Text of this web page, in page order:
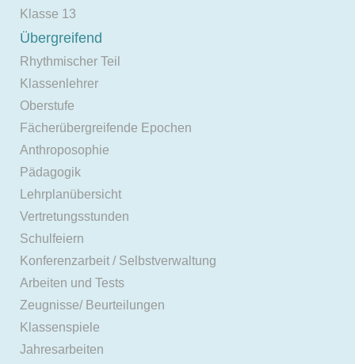
Klasse 13
Übergreifend
Rhythmischer Teil
Klassenlehrer
Oberstufe
Fächerübergreifende Epochen
Anthroposophie
Pädagogik
Lehrplanübersicht
Vertretungsstunden
Schulfeiern
Konferenzarbeit / Selbstverwaltung
Arbeiten und Tests
Zeugnisse/ Beurteilungen
Klassenspiele
Jahresarbeiten